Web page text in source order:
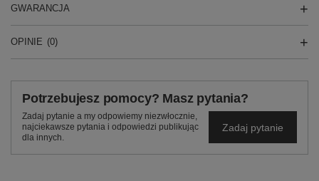
GWARANCJA
OPINIE (0)
Potrzebujesz pomocy? Masz pytania?
Zadaj pytanie a my odpowiemy niezwłocznie,
najciekawsze pytania i odpowiedzi publikując
dla innych.
Zadaj pytanie